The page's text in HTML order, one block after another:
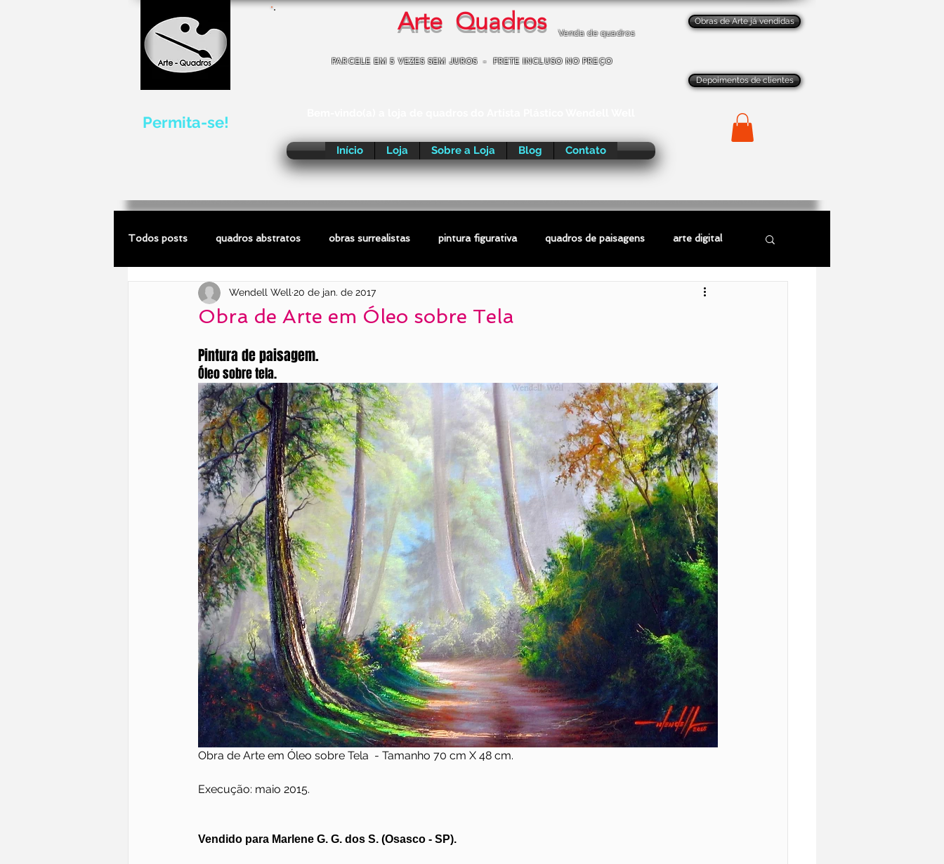
Permita-se!
Arte Quadros Venda de quadros
PARCELE EM 5 VEZES SEM JUROS - FRETE INCLUSO NO PREÇO
Início Loja Sobre a Loja Blog Contato
Obras de Arte já vendidas
Depoimentos de clientes
Todos posts quadros abstratos obras surrealistas pintura figurativa quadros de paisagens arte digital
quadros de marinhas esculturas
Obra de Arte em Óleo sobre Tela
Wendell Well 20 de jan. de 2017
Pintura de paisagem.
Óleo sobre tela.
Obra de Arte em Óleo sobre Tela  - Tamanho 70 cm X 48 cm.
Execução: maio 2015.
Vendido para Marlene G. G. dos S. (Osasco - SP).